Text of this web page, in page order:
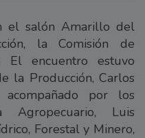
el salón Amarillo del
la Comisión de
El encuentro estuvo
la Producción, Carlos
acompañado por los
Agropecuario, Luis
Forestal y Minero,